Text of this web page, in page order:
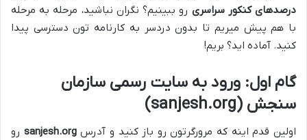
درصدهای کنکور سراسری رو ببینیم؟ نگران نباشید، مرحله به مرحله
با هم پیش میریم تا بدون دردسر به کارنامه تون دسترسی پیدا
کنید. آماده اید؟ بریم!
گام اول: ورود به سایت رسمی سازمان
سنجش (sanjesh.org)
اولین قدم اینه که مرورگرتون رو باز کنید و آدرسsanjesh.org رو